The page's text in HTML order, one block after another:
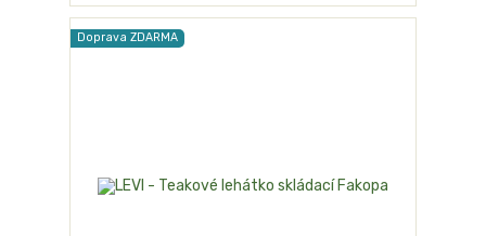
Doprava ZDARMA